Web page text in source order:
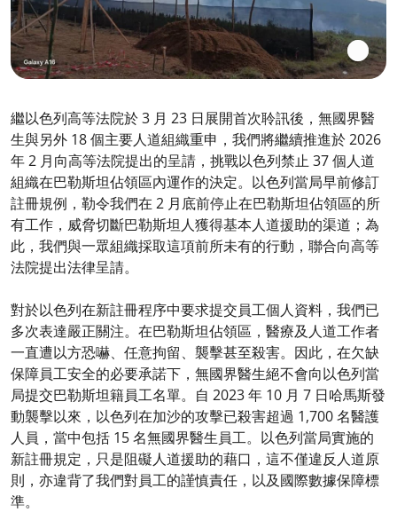
繼以色列高等法院於 3 月 23 日展開首次聆訊後，無國界醫
生與另外 18 個主要人道組織重申，我們將繼續推進於 2026
年 2 月向高等法院提出的呈請，挑戰以色列禁止 37 個人道
組織在巴勒斯坦佔領區內運作的決定。以色列當局早前修訂
註冊規例，勒令我們在 2 月底前停止在巴勒斯坦佔領區的所
有工作，威脅切斷巴勒斯坦人獲得基本人道援助的渠道；為
此，我們與一眾組織採取這項前所未有的行動，聯合向高等
法院提出法律呈請。
對於以色列在新註冊程序中要求提交員工個人資料，我們已
多次表達嚴正關注。在巴勒斯坦佔領區，醫療及人道工作者
一直遭以方恐嚇、任意拘留、襲擊甚至殺害。因此，在欠缺
保障員工安全的必要承諾下，無國界醫生絕不會向以色列當
局提交巴勒斯坦籍員工名單。自 2023 年 10 月 7 日哈馬斯發
動襲擊以來，以色列在加沙的攻擊已殺害超過 1,700 名醫護
人員，當中包括 15 名無國界醫生員工。以色列當局實施的
新註冊規定，只是阻礙人道援助的藉口，這不僅違反人道原
則，亦違背了我們對員工的謹慎責任，以及國際數據保障標
準。